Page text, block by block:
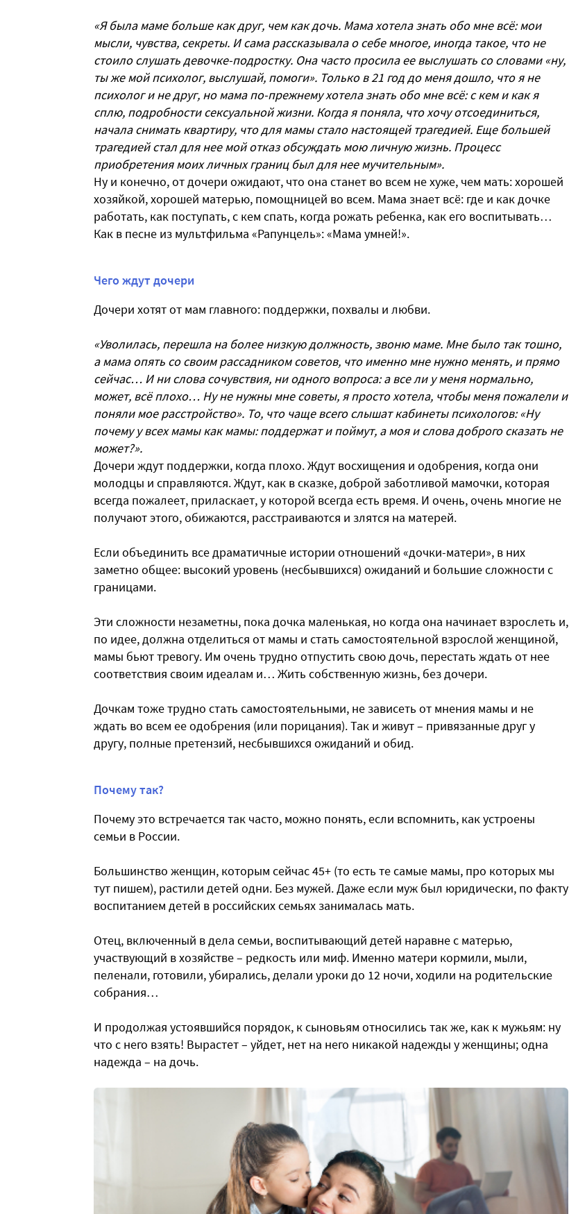
«Я была маме больше как друг, чем как дочь. Мама хотела знать обо мне всё: мои
мысли, чувства, секреты. И сама рассказывала о себе многое, иногда такое, что не
стоило слушать девочке-подростку. Она часто просила ее выслушать со словами «ну,
ты же мой психолог, выслушай, помоги». Только в 21 год до меня дошло, что я не
психолог и не друг, но мама по-прежнему хотела знать обо мне всё: с кем и как я
сплю, подробности сексуальной жизни. Когда я поняла, что хочу отсоединиться,
начала снимать квартиру, что для мамы стало настоящей трагедией. Еще большей
трагедией стал для нее мой отказ обсуждать мою личную жизнь. Процесс
приобретения моих личных границ был для нее мучительным».
Ну и конечно, от дочери ожидают, что она станет во всем не хуже, чем мать: хорошей
хозяйкой, хорошей матерью, помощницей во всем. Мама знает всё: где и как дочке
работать, как поступать, с кем спать, когда рожать ребенка, как его воспитывать…
Как в песне из мультфильма «Рапунцель»: «Мама умней!».
Чего ждут дочери
Дочери хотят от мам главного: поддержки, похвалы и любви.
«Уволилась, перешла на более низкую должность, звоню маме. Мне было так тошно,
а мама опять со своим рассадником советов, что именно мне нужно менять, и прямо
сейчас… И ни слова сочувствия, ни одного вопроса: а все ли у меня нормально,
может, всё плохо… Ну не нужны мне советы, я просто хотела, чтобы меня пожалели и
поняли мое расстройство». То, что чаще всего слышат кабинеты психологов: «Ну
почему у всех мамы как мамы: поддержат и поймут, а моя и слова доброго сказать не
может?».
Дочери ждут поддержки, когда плохо. Ждут восхищения и одобрения, когда они
молодцы и справляются. Ждут, как в сказке, доброй заботливой мамочки, которая
всегда пожалеет, приласкает, у которой всегда есть время. И очень, очень многие не
получают этого, обижаются, расстраиваются и злятся на матерей.
Если объединить все драматичные истории отношений «дочки-матери», в них
заметно общее: высокий уровень (несбывшихся) ожиданий и большие сложности с
границами.
Эти сложности незаметны, пока дочка маленькая, но когда она начинает взрослеть и,
по идее, должна отделиться от мамы и стать самостоятельной взрослой женщиной,
мамы бьют тревогу. Им очень трудно отпустить свою дочь, перестать ждать от нее
соответствия своим идеалам и… Жить собственную жизнь, без дочери.
Дочкам тоже трудно стать самостоятельными, не зависеть от мнения мамы и не
ждать во всем ее одобрения (или порицания). Так и живут – привязанные друг у
другу, полные претензий, несбывшихся ожиданий и обид.
Почему так?
Почему это встречается так часто, можно понять, если вспомнить, как устроены
семьи в России.
Большинство женщин, которым сейчас 45+ (то есть те самые мамы, про которых мы
тут пишем), растили детей одни. Без мужей. Даже если муж был юридически, по факту
воспитанием детей в российских семьях занималась мать.
Отец, включенный в дела семьи, воспитывающий детей наравне с матерью,
участвующий в хозяйстве – редкость или миф. Именно матери кормили, мыли,
пеленали, готовили, убирались, делали уроки до 12 ночи, ходили на родительские
собрания…
И продолжая устоявшийся порядок, к сыновьям относились так же, как к мужьям: ну
что с него взять! Вырастет – уйдет, нет на него никакой надежды у женщины; одна
надежда – на дочь.